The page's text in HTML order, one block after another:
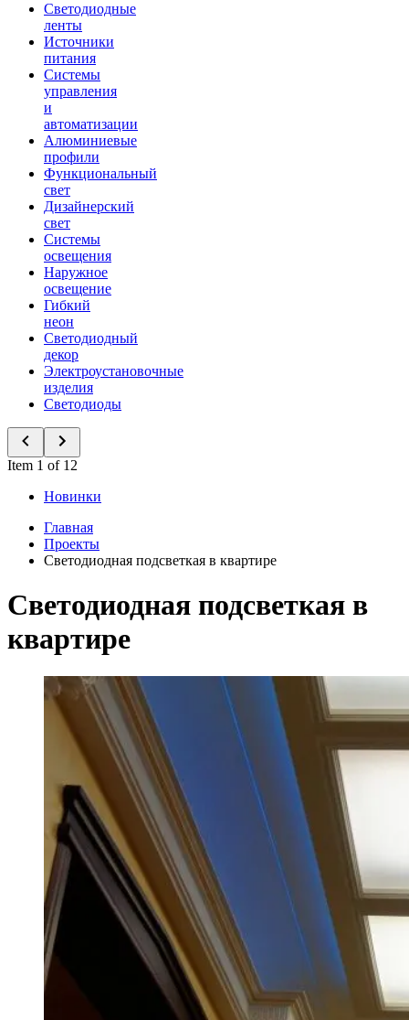
Светодиодные
ленты
Источники
питания
Системы
управления
и
автоматизации
Алюминиевые
профили
Функциональный
свет
Дизайнерский
свет
Системы
освещения
Наружное
освещение
Гибкий
неон
Светодиодный
декор
Электроустановочные
изделия
Светодиоды
Item 1 of 12
Новинки
Главная
Проекты
Светодиодная подсветкая в квартире
Светодиодная подсветкая в
квартире